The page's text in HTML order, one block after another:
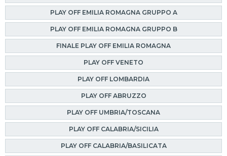
PLAY OFF EMILIA ROMAGNA GRUPPO A
PLAY OFF EMILIA ROMAGNA GRUPPO B
FINALE PLAY OFF EMILIA ROMAGNA
PLAY OFF VENETO
PLAY OFF LOMBARDIA
PLAY OFF ABRUZZO
PLAY OFF UMBRIA/TOSCANA
PLAY OFF CALABRIA/SICILIA
PLAY OFF CALABRIA/BASILICATA